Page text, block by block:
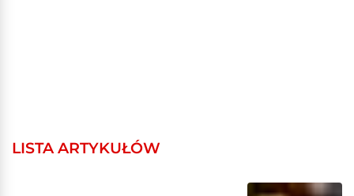
LISTA ARTYKUŁÓW